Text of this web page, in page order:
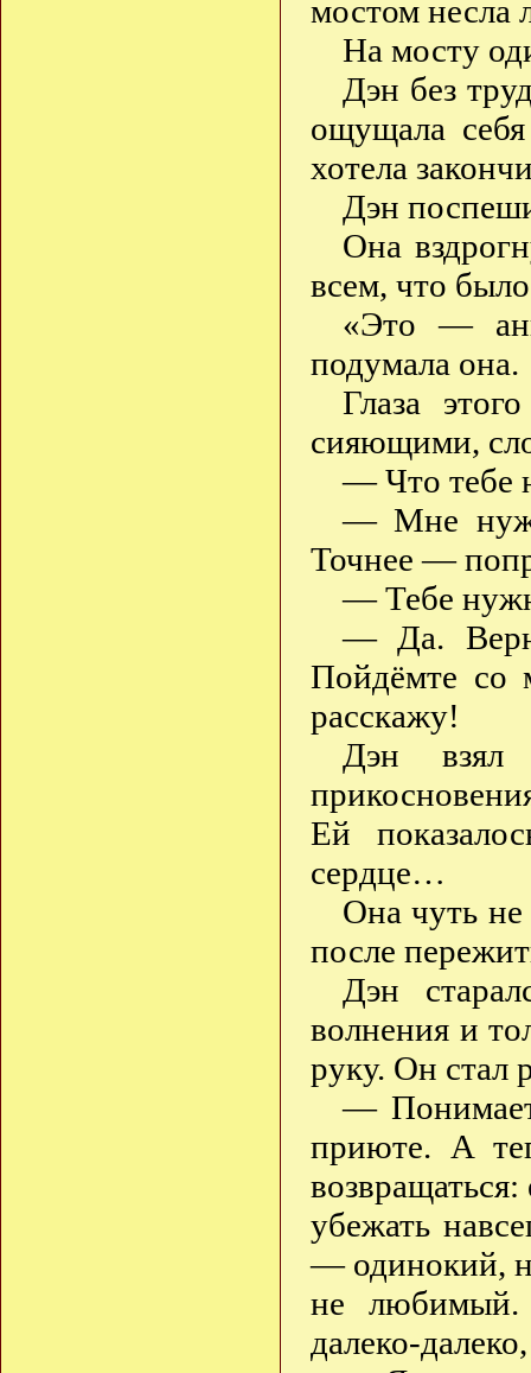
мостом
На мосту
Дэн без
ощущала
хотела
Дэн
Она
всем, что
«Это —
подумала она.
Глаза
сияющими,
— Что тебе
— Мне
Точнее —
— Тебе
— Да.
Пойдёмте со
расскажу!
Дэн взял
Ей
сердце…
Она чуть
после
Дэн
волнения и
руку. Он стал
—
приюте. А
убежать
— одинокий,
не любимый.
далеко-